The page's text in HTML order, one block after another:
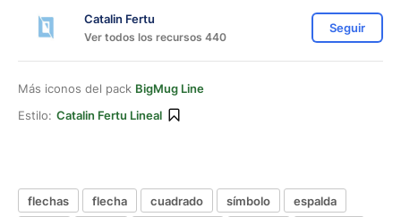
Catalin Fertu
Ver todos los recursos 440
Seguir
Más iconos del pack BigMug Line
Estilo: Catalin Fertu Lineal
flechas flecha cuadrado símbolo
espalda